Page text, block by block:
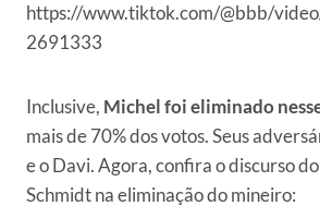
https://www.tiktok.com/@bbb/
2691333
Inclusive, Michel foi eliminado
mais de 70% dos votos. Seus
e o Davi. Agora, confira o discurso
Schmidt na eliminação do mineiro: